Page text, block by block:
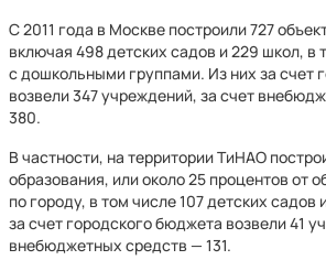
С 2011 года в Москве построили 727
включая 498 детских садов и 229 школ, в
с дошкольными группами. Из них за счет
возвели 347 учреждений, за счет
380.
В частности, на территории ТиНАО
образования, или около 25 процентов от
по городу, в том числе 107 детских садов
за счет городского бюджета возвели 41
внебюджетных средств — 131.